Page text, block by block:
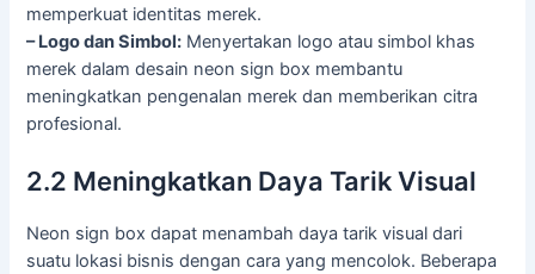
memperkuat identitas merek.
– Logo dan Simbol: Menyertakan logo atau simbol khas
merek dalam desain neon sign box membantu
meningkatkan pengenalan merek dan memberikan citra
profesional.
2.2 Meningkatkan Daya Tarik Visual
Neon sign box dapat menambah daya tarik visual dari
suatu lokasi bisnis dengan cara yang mencolok. Beberapa